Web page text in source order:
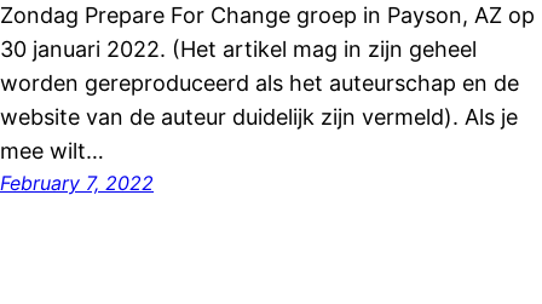
Zondag Prepare For Change groep in Payson, AZ op
30 januari 2022. (Het artikel mag in zijn geheel
worden gereproduceerd als het auteurschap en de
website van de auteur duidelijk zijn vermeld). Als je
mee wilt…
February 7, 2022